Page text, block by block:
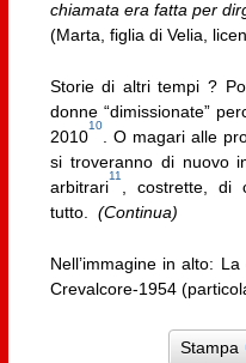
chiamata era fatta per
(Marta, figlia di Velia,
Storie di altri tempi ?
donne “dimissionate”
2010
10
. O magari alle
si troveranno di nuovo
arbitrari
11
, costrette, di
tutto. (Continua)
Nell’immagine in alto:
Crevalcore-1954
Stampa